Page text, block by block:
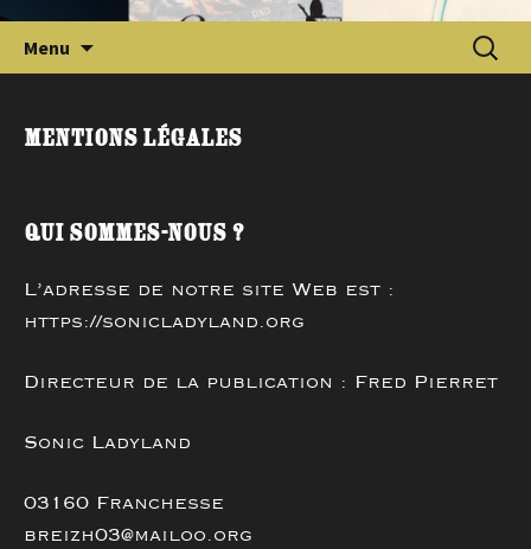
Menu
principal
Mentions légales
Qui sommes-nous ?
L’adresse de notre site Web est :
https://sonicladyland.org
Directeur de la publication : Fred Pierret
Sonic Ladyland
03160 Franchesse
breizh03@mailoo.org